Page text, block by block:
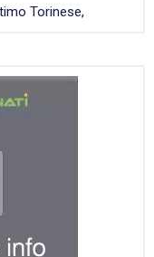
Torinese,